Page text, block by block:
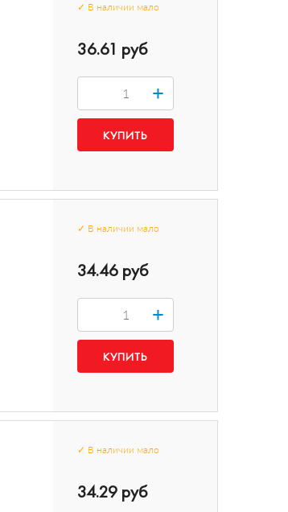
✓ В наличии мало
36.61 руб
+
✓ В наличии мало
34.46 руб
+
✓ В наличии мало
34.29 руб